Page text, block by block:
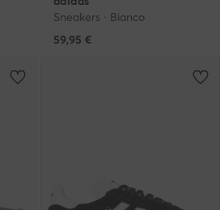
Sneakers · Bianco
59,95 €